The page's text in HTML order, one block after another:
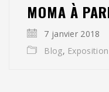
MOMA À
7 janvier 2018
Blog, Exposition